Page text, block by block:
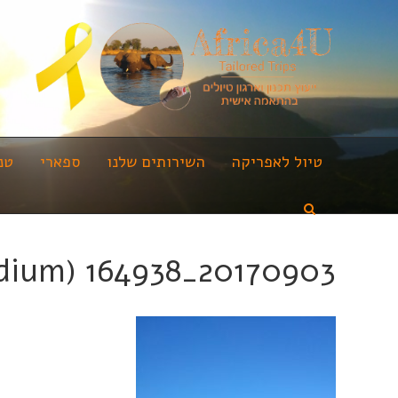
טיול לאפריקה השירותים שלנו ספארי
20170903_164938 (Medium)